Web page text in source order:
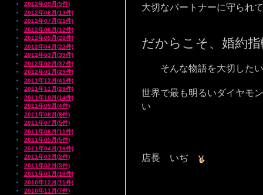
2012年09月(5件)
2012年08月(13件)
2012年07月(21件)
2012年06月(12件)
2012年05月(28件)
2012年04月(22件)
2012年03月(39件)
2012年02月(37件)
2012年01月(29件)
2011年12月(41件)
2011年11月(28件)
2011年10月(14件)
2011年09月(4件)
2011年08月(8件)
2011年07月(5件)
2011年06月(11件)
2011年05月(5件)
2011年04月(16件)
2011年03月(2件)
2011年02月(3件)
2011年01月(18件)
2010年12月(11件)
2010年11月(7件)
大切なパートナーに守られ
だからこそ、婚約
そんな物語を大切したい
世界で最も明るいダイヤモ
い
店長 いぢ